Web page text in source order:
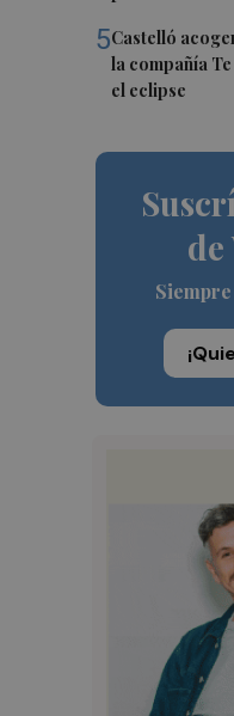
5Castelló
la compañía
el eclipse
de